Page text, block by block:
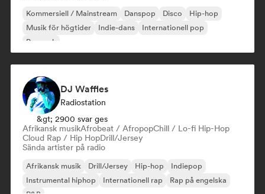
Kommersiell / Mainstream Danspop Disco
Hip-hop
Musik för högtider
Indie-dans
Internationell pop
Poprock
DJ Waffles
Radiostation
&gt; 2900 svar ges
Afrikansk musikAfrobeat / AfropopChill / Lo-fi Hip-Hop
Cloud Rap / Hip HopDrill/Jersey
Sända artister på radio
Afrikansk musik Drill/Jersey Hip-hop
Indiepop
Instrumental hiphop
Internationell rap
Rap på engelska